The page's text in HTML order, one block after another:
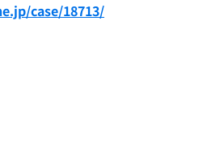
case/18713/